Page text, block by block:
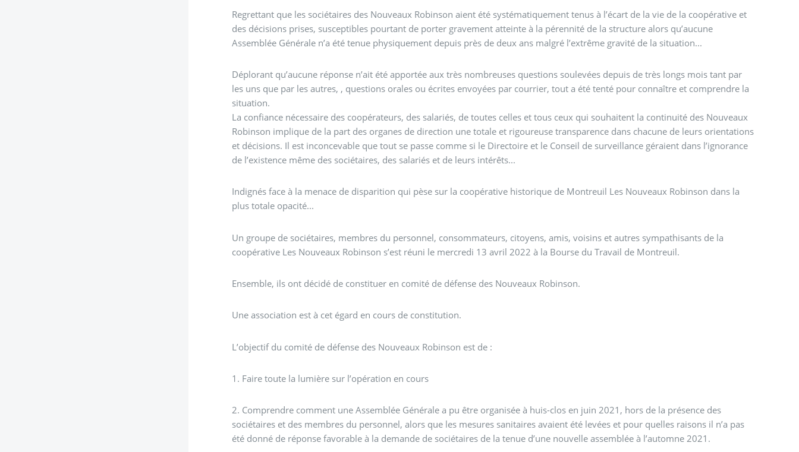
Regrettant que les sociétaires des Nouveaux Robinson aient été systématiquement tenus à l’écart de la vie de la coopérative et
des décisions prises, susceptibles pourtant de porter gravement atteinte à la pérennité de la structure alors qu’aucune
Assemblée Générale n’a été tenue physiquement depuis près de deux ans malgré l’extrême gravité de la situation...
Déplorant qu’aucune réponse n’ait été apportée aux très nombreuses questions soulevées depuis de très longs mois tant par
les uns que par les autres, , questions orales ou écrites envoyées par courrier, tout a été tenté pour connaître et comprendre la
situation.
La confiance nécessaire des coopérateurs, des salariés, de toutes celles et tous ceux qui souhaitent la continuité des Nouveaux
Robinson implique de la part des organes de direction une totale et rigoureuse transparence dans chacune de leurs orientations
et décisions. Il est inconcevable que tout se passe comme si le Directoire et le Conseil de surveillance géraient dans l’ignorance
de l’existence même des sociétaires, des salariés et de leurs intérêts...
Indignés face à la menace de disparition qui pèse sur la coopérative historique de Montreuil Les Nouveaux Robinson dans la
plus totale opacité...
Un groupe de sociétaires, membres du personnel, consommateurs, citoyens, amis, voisins et autres sympathisants de la
coopérative Les Nouveaux Robinson s’est réuni le mercredi 13 avril 2022 à la Bourse du Travail de Montreuil.
Ensemble, ils ont décidé de constituer en comité de défense des Nouveaux Robinson.
Une association est à cet égard en cours de constitution.
L’objectif du comité de défense des Nouveaux Robinson est de :
1. Faire toute la lumière sur l’opération en cours
2. Comprendre comment une Assemblée Générale a pu être organisée à huis-clos en juin 2021, hors de la présence des
sociétaires et des membres du personnel, alors que les mesures sanitaires avaient été levées et pour quelles raisons il n’a pas
été donné de réponse favorable à la demande de sociétaires de la tenue d’une nouvelle assemblée à l’automne 2021.